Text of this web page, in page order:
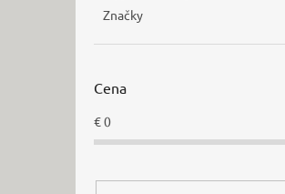
Značky
Cena
€0